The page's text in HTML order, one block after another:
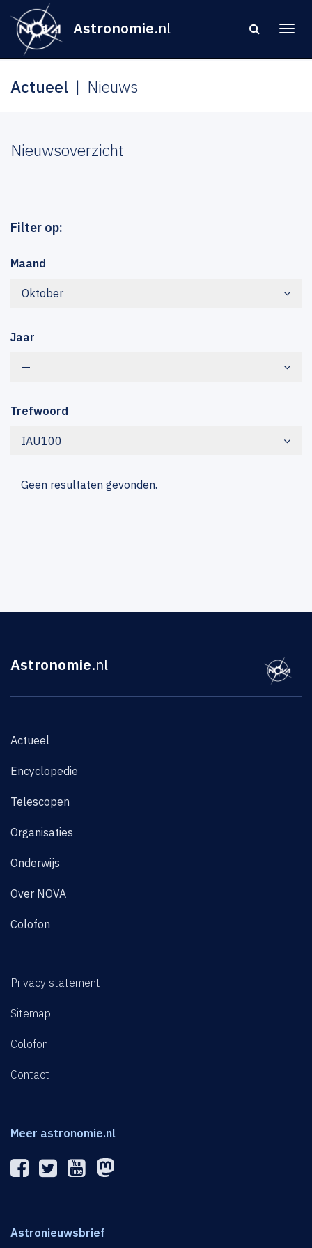
Astronomie.nl
Actueel Nieuws
Nieuwsoverzicht
Filter op:
Maand
Oktober
Jaar
—
Trefwoord
IAU100
Geen resultaten gevonden.
Astronomie.nl
Actueel
Encyclopedie
Telescopen
Organisaties
Onderwijs
Over NOVA
Colofon
Privacy statement
Sitemap
Colofon
Contact
Meer astronomie.nl
Astronieuwsbrief